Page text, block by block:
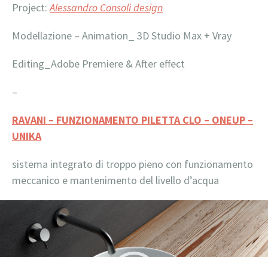
Project:Alessandro Consoli design
Modellazione – Animation_ 3D Studio Max + Vray
Editing_Adobe Premiere & After effect
–
RAVANI – FUNZIONAMENTO PILETTA CLO – ONEUP –
UNIKA
sistema integrato di troppo pieno con funzionamento
meccanico e mantenimento del livello d’acqua